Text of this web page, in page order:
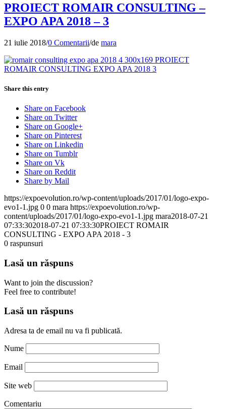
PROIECT ROMAIR CONSULTING –
EXPO APA 2018 – 3
21 iulie 2018/0 Comentarii/de mara
Share this entry
Share on Facebook
Share on Twitter
Share on Google+
Share on Pinterest
Share on Linkedin
Share on Tumblr
Share on Vk
Share on Reddit
Share by Mail
https://expoevolution.ro/wp-content/uploads/2017/01/logo-expo-
evo1-1.jpg 0 0 mara https://expoevolution.ro/wp-
content/uploads/2017/01/logo-expo-evo1-1.jpg mara2018-07-21
07:33:302018-07-21 07:33:30PROIECT ROMAIR
CONSULTING - EXPO APA 2018 - 3
0 raspunsuri
Lasă un răspuns
Want to join the discussion?
Feel free to contribute!
Lasă un răspuns
Adresa ta de email nu va fi publicată.
Nume
Email
Site web
Comentariu